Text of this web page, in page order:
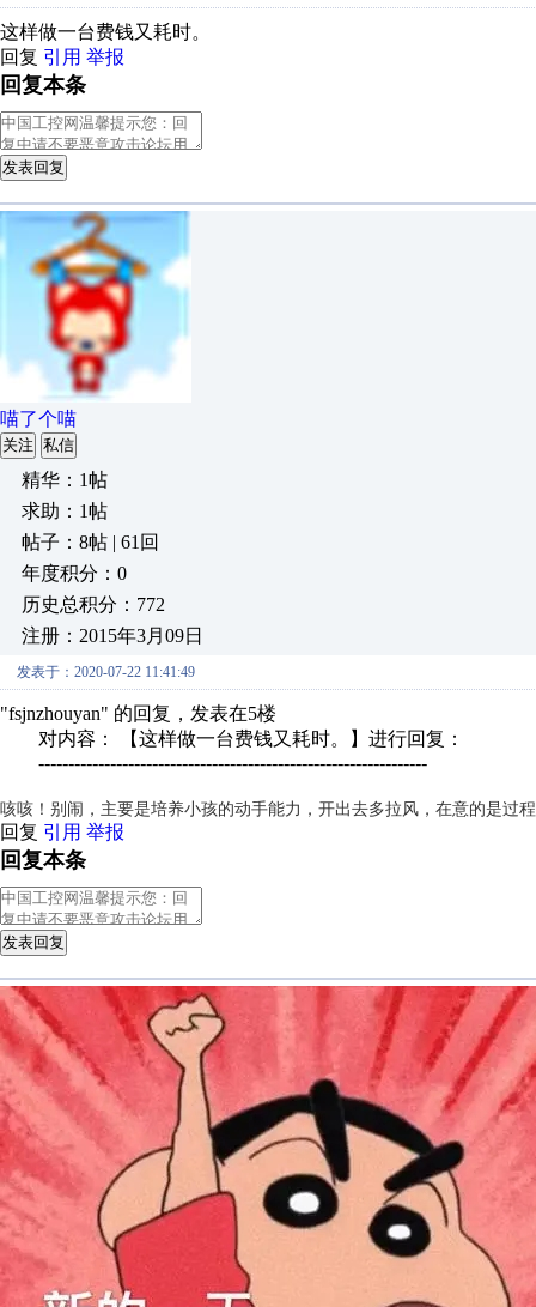
这样做一台费钱又耗时。
回复 引用 举报
回复本条
发表回复
喵了个喵
关注 私信
精华：1帖
求助：1帖
帖子：8帖 | 61回
年度积分：0
历史总积分：772
注册：2015年3月09日
发表于：2020-07-22 11:41:49
"fsjnzhouyan" 的回复，发表在5楼
对内容： 【这样做一台费钱又耗时。】进行回复：
-----------------------------------------------------------------
咳咳！别闹，主要是培养小孩的动手能力，开出去多拉风，在意的是过
回复 引用 举报
回复本条
发表回复